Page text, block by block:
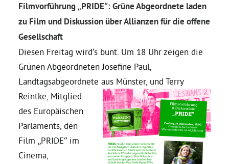
Josefine Paul, MdL
Delegierte
Grüne im Rathaus
Filmvorführung „PRIDE“: Grüne Abgeordnete laden
zu Film und Diskussion über Allianzen für die offene
Gesellschaft
Diesen Freitag wird’s bunt. Um 18 Uhr zeigen die
Grünen Abgeordneten Josefine Paul,
Landtagsabgeordnete aus Münster, und Terry
Reintke, Mitglied
des Europäischen
Parlaments, den
Film „PRIDE“ im
Cinema,